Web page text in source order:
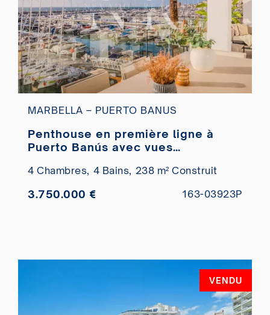
MARBELLA – PUERTO BANUS
Penthouse en première ligne à
Puerto Banús avec vues
4 Chambres, 4 Bains, 238 m² Construit
3.750.000 € 163-03923P
VENDU